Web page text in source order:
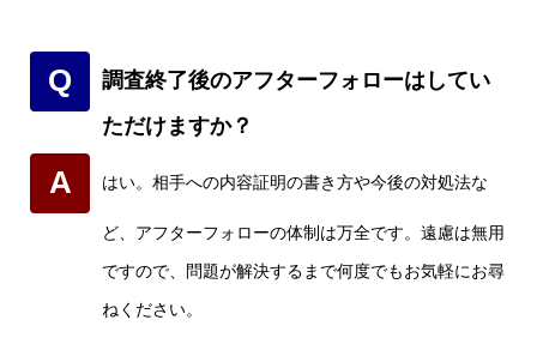
Q
調査終了後のアフターフォローはしてい
ただけますか？
A はい。相手への内容証明の書き方や今後の対処法な
ど、アフターフォローの体制は万全です。遠慮は無用
ですので、問題が解決するまで何度でもお気軽にお尋
ねください。